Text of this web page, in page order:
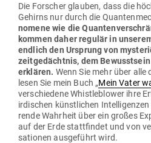
Die For­scher glauben, dass die
Gehirns nur durch die
nomene wie die
kommen daher regulär in
endlich den Ursprung von
zeit­ge­dächtnis, dem
erklären. Wenn Sie mehr über alle
lesen Sie mein Buch „Mein Vater
ver­schiedene Whist­le­b­lower ihre
ir­di­schen künst­lichen
rende Wahrheit über ein großes
auf der Erde statt­findet und von
sa­tionen aus­ge­führt wird.